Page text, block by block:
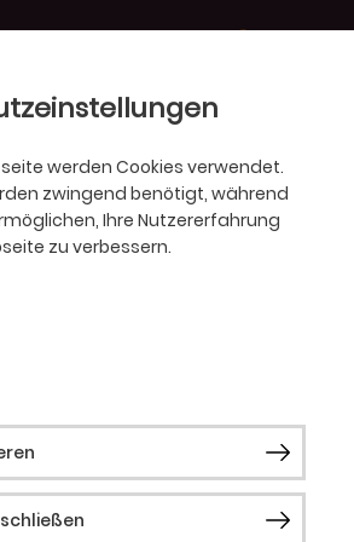
werden Cookies verwendet.
zwingend benötigt, während
Ihre Nutzererfahrung
zu verbessern.